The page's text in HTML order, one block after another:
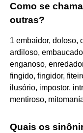
Como se
outras?
1 embaidor, doloso,
ardiloso,
enganoso,
fingido, fingidor,
ilusório, impostor,
mentiroso,
Quais os